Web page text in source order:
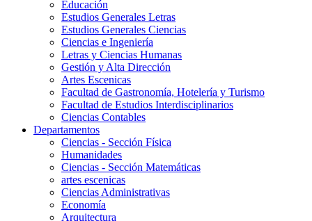
Educación
Estudios Generales Letras
Estudios Generales Ciencias
Ciencias e Ingeniería
Letras y Ciencias Humanas
Gestión y Alta Dirección
Artes Escenicas
Facultad de Gastronomía, Hotelería y Turismo
Facultad de Estudios Interdisciplinarios
Ciencias Contables
Departamentos
Ciencias - Sección Física
Humanidades
Ciencias - Sección Matemáticas
artes escenicas
Ciencias Administrativas
Economía
Arquitectura